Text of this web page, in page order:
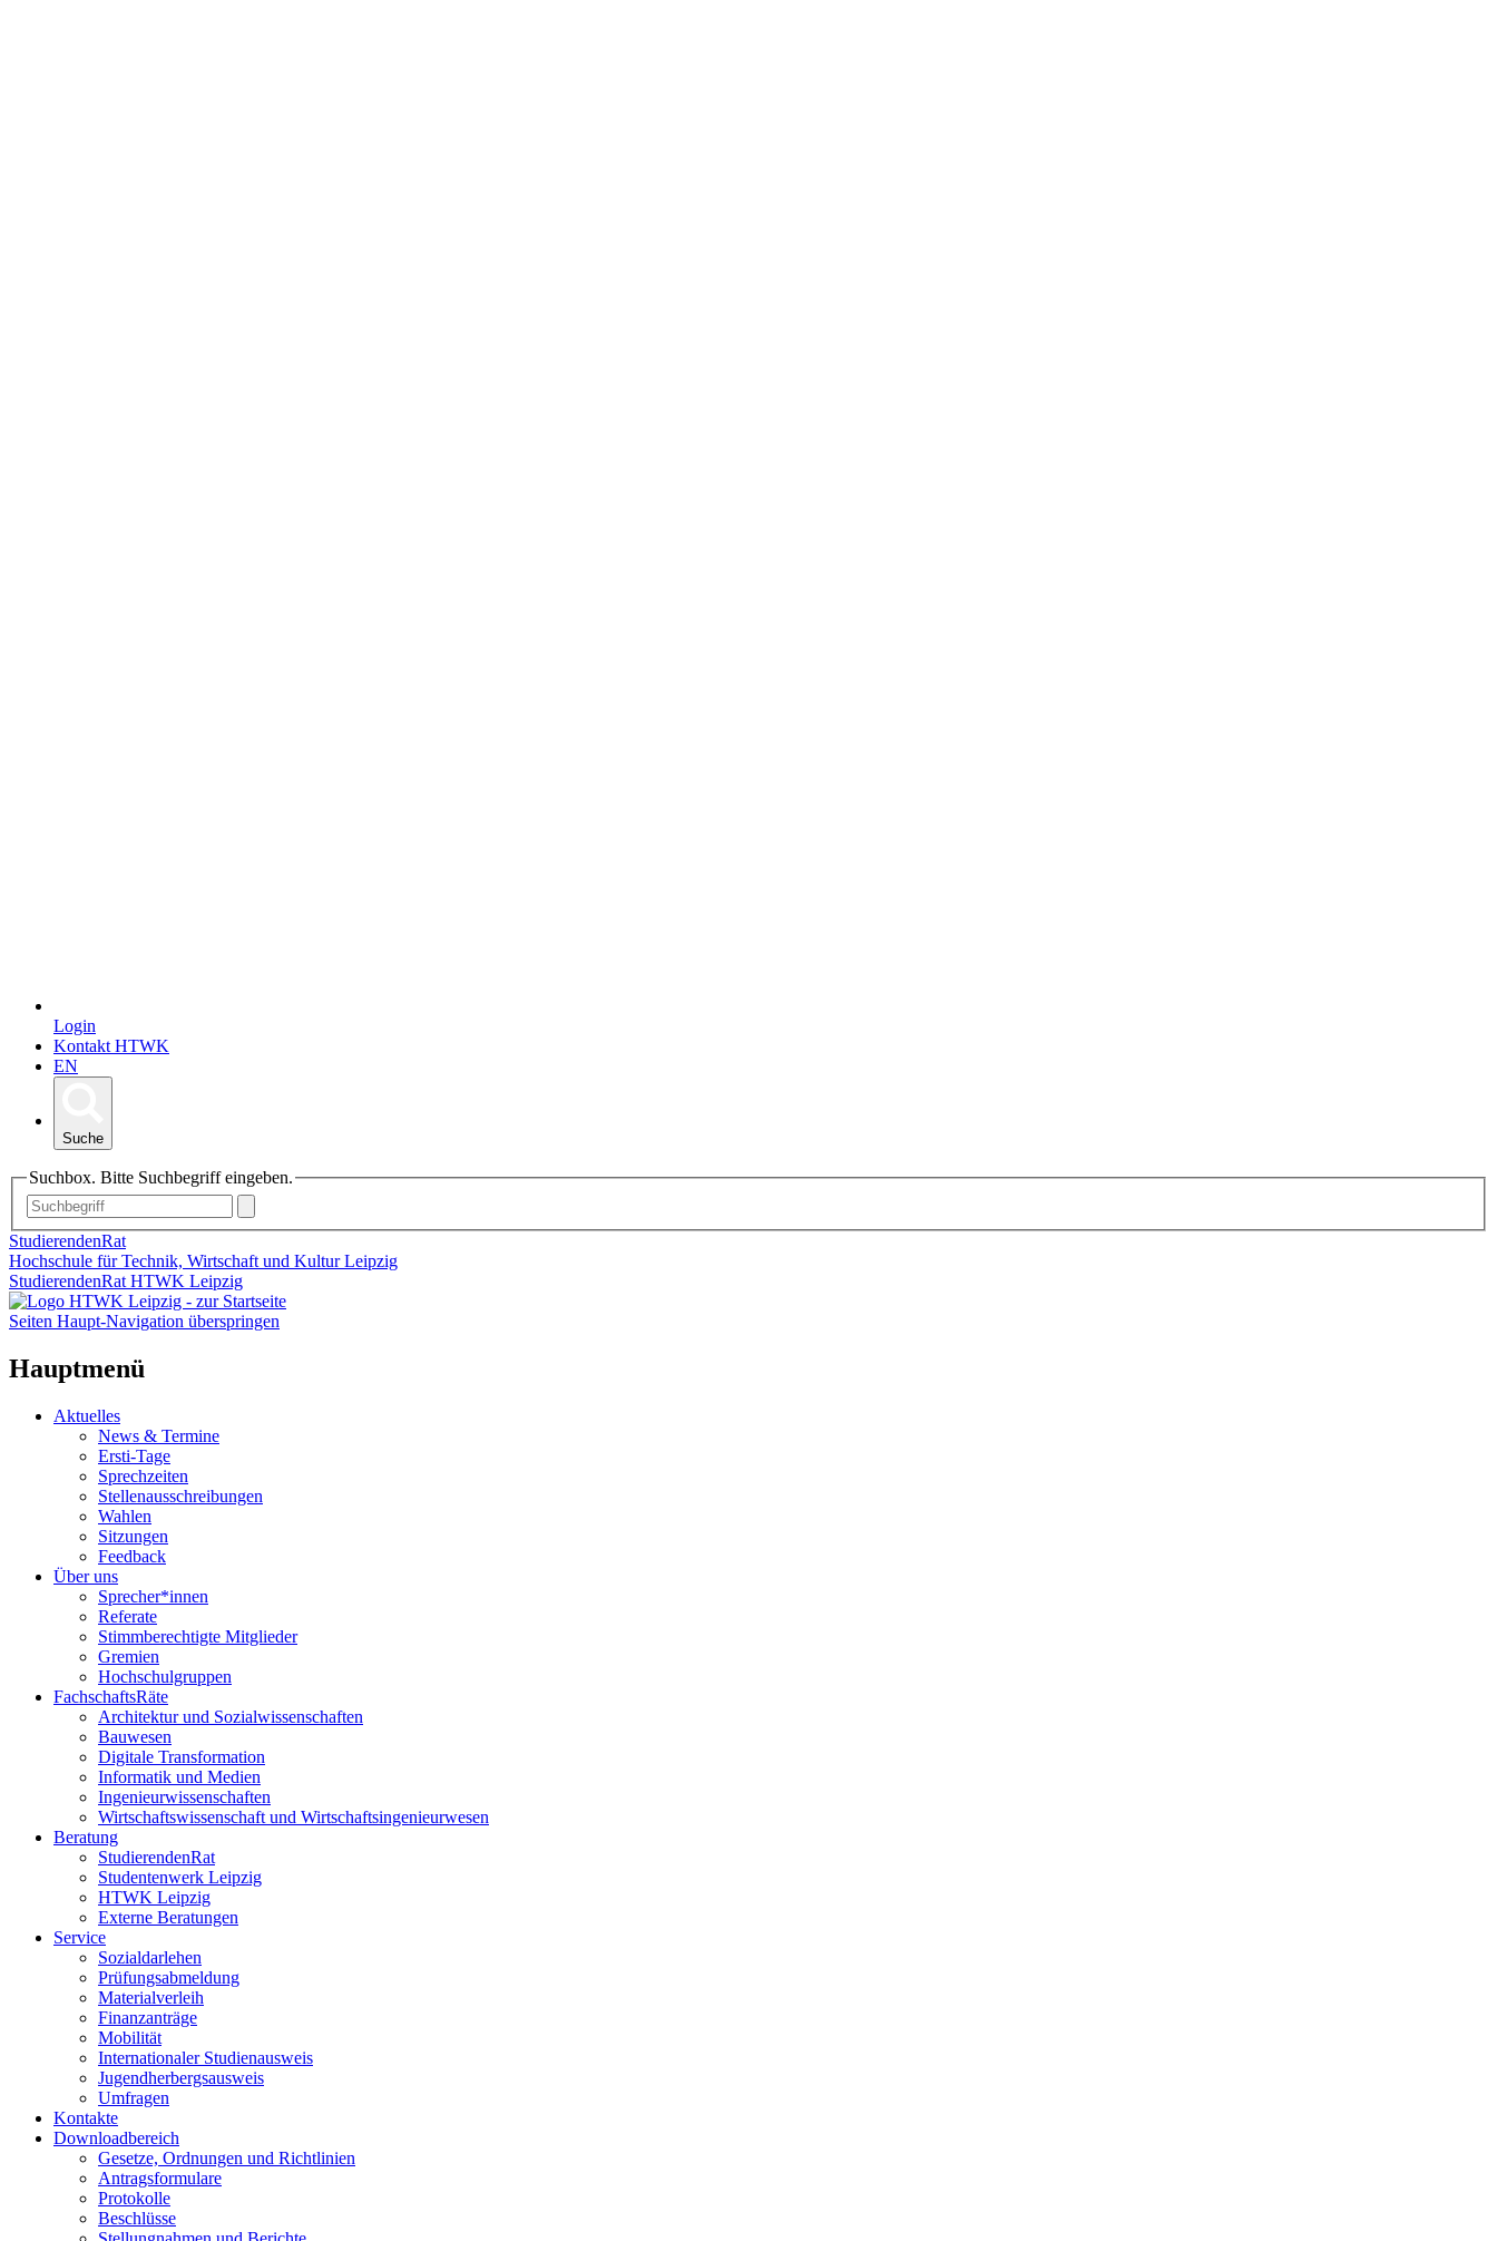
Login
Kontakt HTWK
EN
Suche
Suchbox. Bitte Suchbegriff eingeben.
StudierendenRat
Hochschule für Technik, Wirtschaft und Kultur Leipzig
StudierendenRat HTWK Leipzig
Seiten Haupt-Navigation überspringen
Hauptmenü
Aktuelles
News & Termine
Ersti-Tage
Sprechzeiten
Stellenausschreibungen
Wahlen
Sitzungen
Feedback
Über uns
Sprecher*innen
Referate
Stimmberechtigte Mitglieder
Gremien
Hochschulgruppen
FachschaftsRäte
Architektur und Sozialwissenschaften
Bauwesen
Digitale Transformation
Informatik und Medien
Ingenieurwissenschaften
Wirtschaftswissenschaft und Wirtschaftsingenieurwesen
Beratung
StudierendenRat
Studentenwerk Leipzig
HTWK Leipzig
Externe Beratungen
Service
Sozialdarlehen
Prüfungsabmeldung
Materialverleih
Finanzanträge
Mobilität
Internationaler Studienausweis
Jugendherbergsausweis
Umfragen
Kontakte
Downloadbereich
Gesetze, Ordnungen und Richtlinien
Antragsformulare
Protokolle
Beschlüsse